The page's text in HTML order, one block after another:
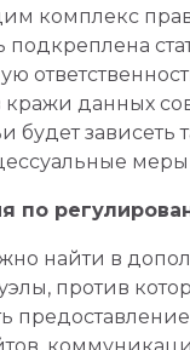
комплекс
кражи данных
будет
по
найти в
против
предоставление